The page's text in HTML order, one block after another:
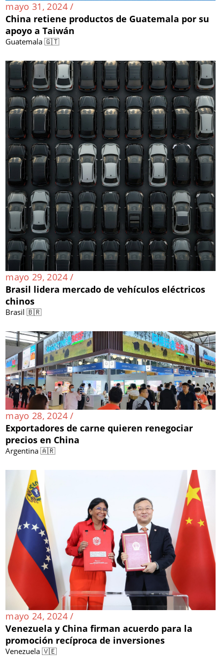
mayo 31, 2024 /
China retiene productos de Guatemala por su
apoyo a Taiwán
Guatemala 🇬🇹
mayo 29, 2024 /
Brasil lidera mercado de vehículos eléctricos
chinos
Brasil 🇧🇷
mayo 28, 2024 /
Exportadores de carne quieren renegociar
precios en China
Argentina 🇦🇷
mayo 24, 2024 /
Venezuela y China firman acuerdo para la
promoción recíproca de inversiones
Venezuela 🇻🇪